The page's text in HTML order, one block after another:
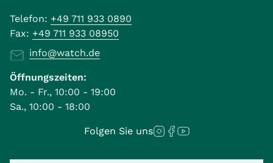
Telefon: +49 711 933 0890
Fax: +49 711 933 08950
info@watch.de
Öffnungszeiten:
Mo. - Fr., 10:00 - 19:00
Sa., 10:00 - 18:00
Folgen Sie uns